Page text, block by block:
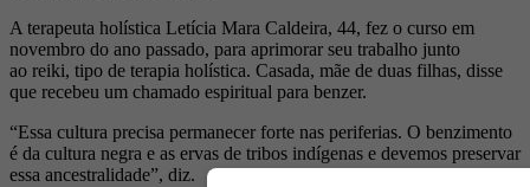
A terapeuta holística Letícia Mara Caldeira, 44, fez o curso em
novembro do ano passado, para aprimorar seu trabalho junto
ao reiki, tipo de terapia holística. Casada, mãe de duas filhas, disse
que recebeu um chamado espiritual para benzer.
“Essa cultura precisa permanecer forte nas periferias. O benzimento
é da cultura negra e as ervas de tribos indígenas e devemos preservar
essa ancestralidade”, diz.